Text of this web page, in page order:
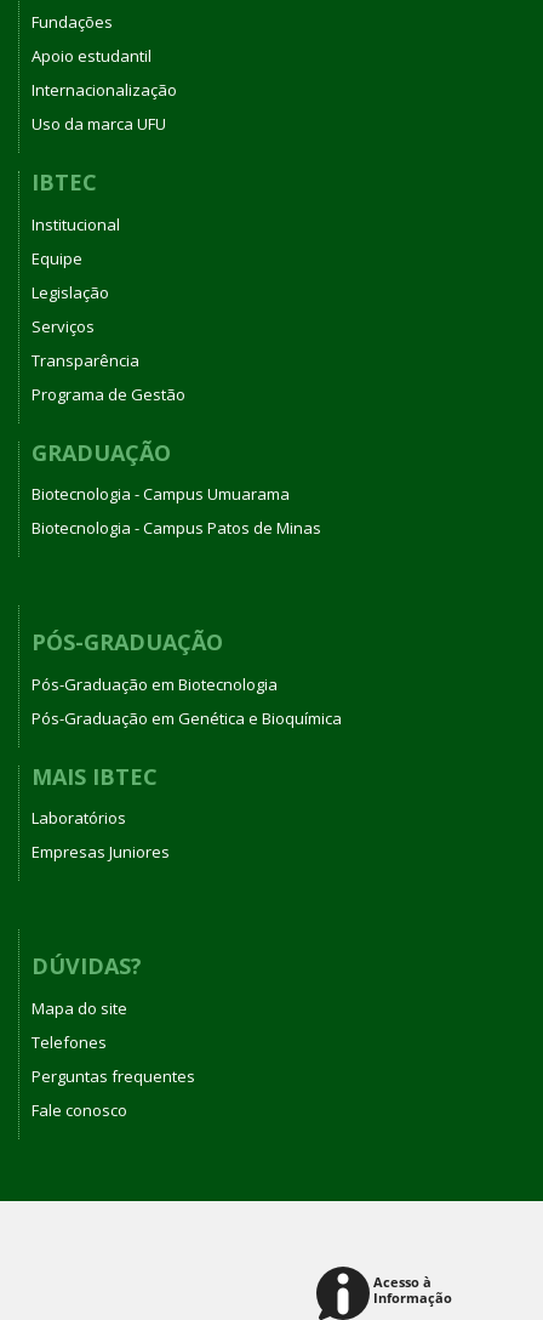
Fundações
Apoio estudantil
Internacionalização
Uso da marca UFU
IBTEC
Institucional
Equipe
Legislação
Serviços
Transparência
Programa de Gestão
GRADUAÇÃO
Biotecnologia - Campus Umuarama
Biotecnologia - Campus Patos de Minas
PÓS-GRADUAÇÃO
Pós-Graduação em Biotecnologia
Pós-Graduação em Genética e Bioquímica
MAIS IBTEC
Laboratórios
Empresas Juniores
DÚVIDAS?
Mapa do site
Telefones
Perguntas frequentes
Fale conosco